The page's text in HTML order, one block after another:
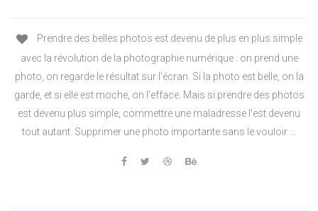
Prendre des belles photos est devenu de plus en plus simple
avec la révolution de la photographie numérique : on prend une
photo, on regarde le résultat sur l'écran. Si la photo est belle, on la
garde, et si elle est moche, on l'efface. Mais si prendre des photos
est devenu plus simple, commettre une maladresse l'est devenu
tout autant. Supprimer une photo importante sans le vouloir ...